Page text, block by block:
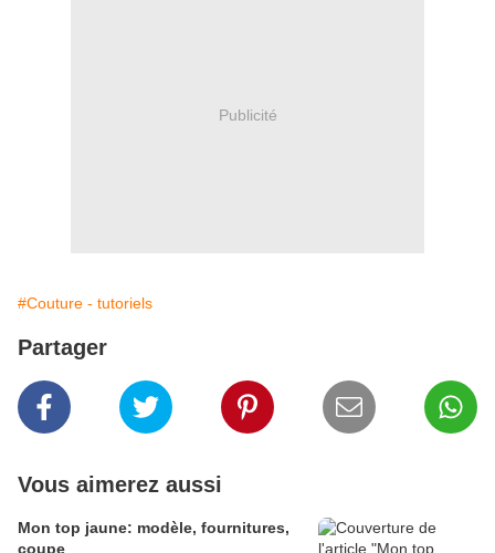
Publicité
#Couture - tutoriels
Partager
Vous aimerez aussi
Mon top jaune: modèle, fournitures,
coupe